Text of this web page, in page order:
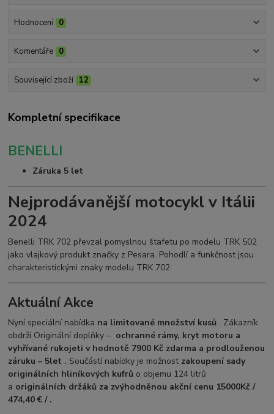
Hodnocení 0
Komentáře 0
Související zboží 12
Kompletní specifikace
BENELLI
Záruka 5 let
Nejprodávanější motocykl v Itálii
2024
Benelli TRK 702 převzal pomyslnou štafetu po modelu TRK 502
jako vlajkový produkt značky z Pesara. Pohodlí a funkčnost jsou
charakteristickými znaky modelu TRK 702.
Aktuální Akce
Nyní speciální nabídka na limitované množství kusů . Zákazník
obdrží Originální doplňky – ochranné rámy, kryt motoru a
vyhřívané rukojeti v hodnotě 7900 Kč zdarma a prodlouženou
záruku – 5let . Součástí nabídky je možnost zakoupení sady
originálních hliníkových kufrů o objemu 124 litrů
a originálních držáků za zvýhodněnou akční cenu 15000Kč /
474,40 € / .